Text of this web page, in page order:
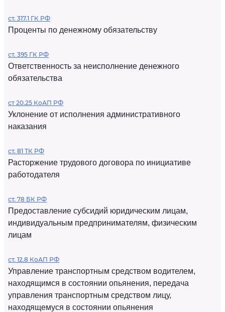
ст. 317.1 ГК РФ
Проценты по денежному обязательству
ст. 395 ГК РФ
Ответственность за неисполнение денежного
обязательства
ст 20.25 КоАП РФ
Уклонение от исполнения административного
наказания
ст. 81 ТК РФ
Расторжение трудового договора по инициативе
работодателя
ст. 78 БК РФ
Предоставление субсидий юридическим лицам,
индивидуальным предпринимателям, физическим
лицам
ст. 12.8 КоАП РФ
Управление транспортным средством водителем,
находящимся в состоянии опьянения, передача
управления транспортным средством лицу,
находящемуся в состоянии опьянения